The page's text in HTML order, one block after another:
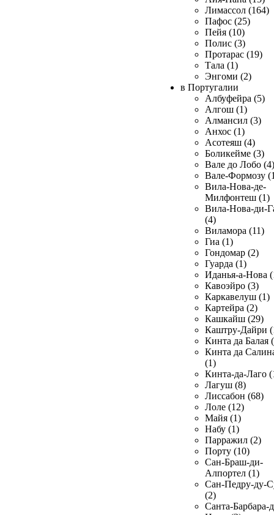
Лимассол (164)
Пафос (25)
Пейя (10)
Полис (3)
Протарас (19)
Тала (1)
Энгоми (2)
в Португалии
Албуфейра (5)
Алгош (1)
Алмансил (3)
Анхос (1)
Асотеяш (4)
Боликейме (3)
Вале до Лобо (4)
Вале-Формозу
Вила-Нова-де-
Милфонтеш (1)
Вила-Нова-ди-
(4)
Виламора (11)
Гиа (1)
Гондомар (2)
Гуарда (1)
Иданья-а-Нова
Кавоэйро (3)
Каркавелуш (1)
Картейра (2)
Кашкайш (29)
Каштру-Дайри
Кинта да Балая
Кинта да
(1)
Кинта-да-Лаго
Лагуш (8)
Лиссабон (68)
Лоле (12)
Майя (1)
Набу (1)
Парражил (2)
Порту (10)
Сан-Браш-ди-
Алпортел (1)
Сан-Педру-ду-
(2)
Санта-Барбара-